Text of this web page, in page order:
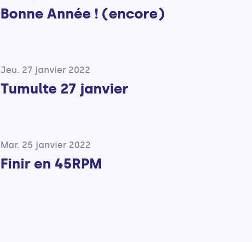
Bonne Année ! (encore)
Jeu. 27 janvier 2022
Tumulte 27 janvier
Mar. 25 janvier 2022
Finir en 45RPM